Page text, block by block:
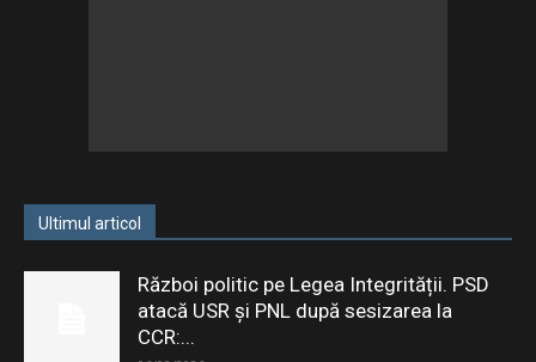
Ultimul articol
Război politic pe Legea Integrității. PSD
atacă USR și PNL după sesizarea la
CCR:...